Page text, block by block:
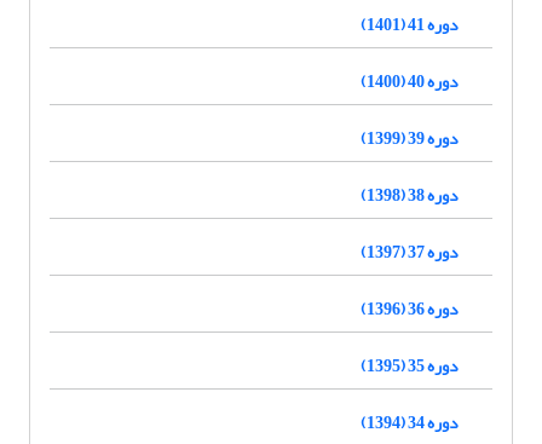
دوره 41 (1401)
دوره 40 (1400)
دوره 39 (1399)
دوره 38 (1398)
دوره 37 (1397)
دوره 36 (1396)
دوره 35 (1395)
دوره 34 (1394)